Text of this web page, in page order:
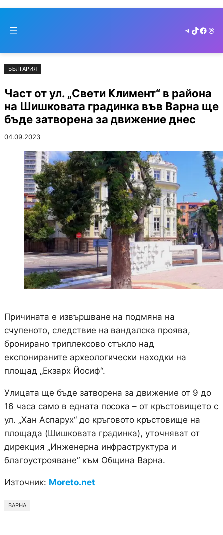
съдържанието
to
Telegram
TikTok
БЪЛГАРИЯ
Част от ул. „Свети Климент“ в района
на Шишковата градинка във Варна ще
бъде затворена за движение днес
04.09.2023
Причината е извършване на подмяна на
счупеното, следствие на вандалска проява,
бронирано триплексово стъкло над
експонираните археологически находки на
площад „Екзарх Йосиф“.
Улицата ще бъде затворена за движение от 9 до
16 часа само в едната посока – от кръстовището с
ул. „Хан Аспарух“ до кръговото кръстовище на
площада (Шишковата градинка), уточняват от
дирекция „Инженерна инфраструктура и
благоустрояване“ към Община Варна.
Източник: Moreto.net
ВАРНА